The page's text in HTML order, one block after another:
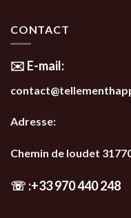
CONTACT
✉️ E-mail:
Adresse:
Chemin de loudet
☏ :+33 970 440 248